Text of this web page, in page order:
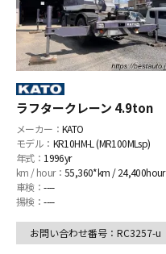
ラフタークレーン 4.9ton
メーカー： KATO
モデル： KR10HM-L (MR100MLsp)
年式： 1996yr
km / hour： 55,360*km / 24,400hour
車検：----
揚検：----
お問い合わせ番号：RC3257-u